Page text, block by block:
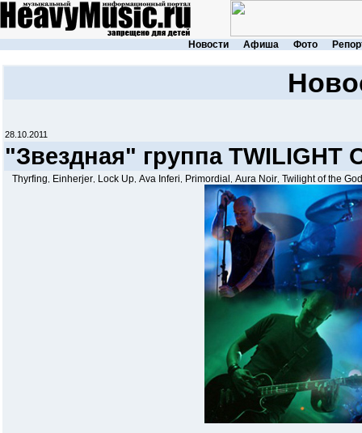
Новости Афиша Фото
28.10.2011
"Звездная" группа TWILIGHT
Thyrfing Einherjer Lock Up Ava Inferi Primordial Aura Noir Twilight of the